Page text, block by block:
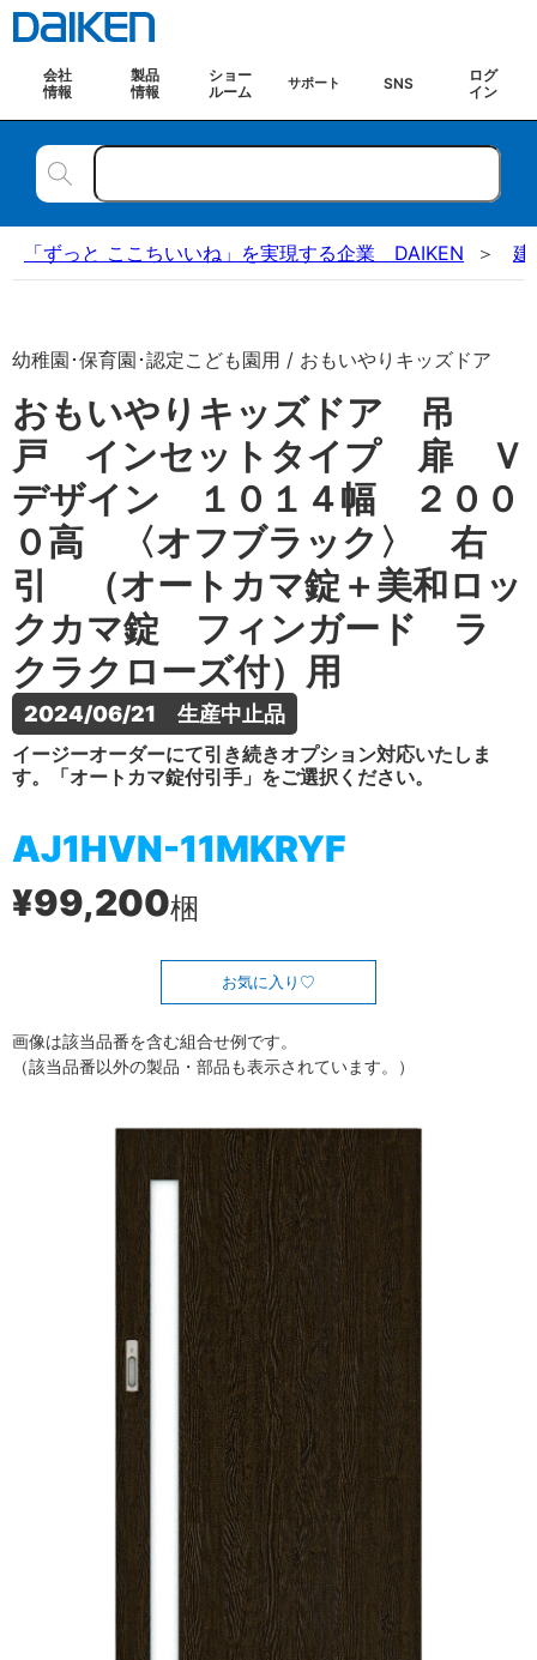
会社
情報
製品
情報
ショー
ルーム
サポート SNS
ログ
イン
「ずっと ここちいいね」を実現する企業 DAIKEN 建
幼稚園･保育園･認定こども園用 / おもいやりキッズドア
おもいやりキッズドア 吊
戸 インセットタイプ 扉 Ｖ
デザイン １０１４幅 ２００
０高 〈オフブラック〉 右
引 （オートカマ錠＋美和ロッ
クカマ錠 フィンガード ラ
クラクローズ付）用
2024/06/21　生産中止品
イージーオーダーにて引き続きオプション対応いたしま
す。「オートカマ錠付引手」をご選択ください。
AJ1HVN-11MKRYF
¥99,200梱
お気に入り
画像は該当品番を含む組合せ例です。
（該当品番以外の製品・部品も表示されています。）